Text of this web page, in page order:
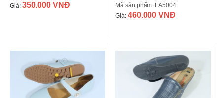
Giá: 350.000 VNĐ
Mã sản phẩm: LA5004
Giá: 460.000 VNĐ